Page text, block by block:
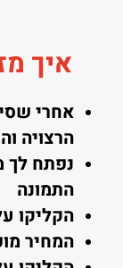
איך
אחרי
הרצויה
נפתח לך
התמונה
הקליקו
המחיר